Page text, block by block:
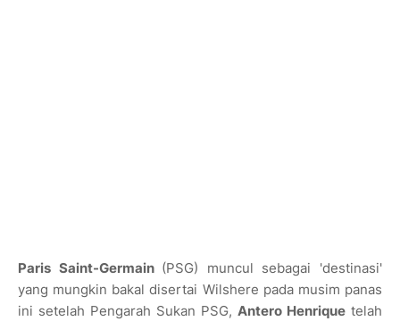
Paris Saint-Germain (PSG) muncul sebagai 'destinasi'
yang mungkin bakal disertai Wilshere pada musim panas
ini setelah Pengarah Sukan PSG, Antero Henrique telah